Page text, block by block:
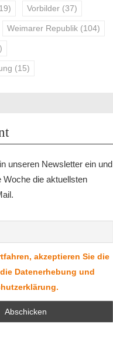
Vorbilder (37)
Weimarer Republik (104)
(15)
unseren Newsletter ein und
Woche die aktuellsten
akzeptieren Sie die
Datenerhebung und